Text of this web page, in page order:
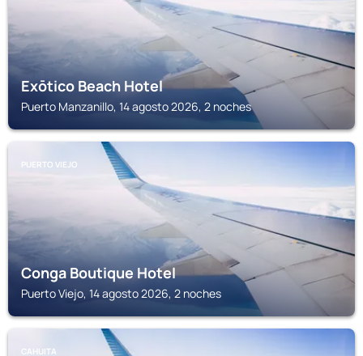
Exōtico Beach Hotel
Puerto Manzanillo, 14 agosto 2026, 2 noches
PUERTO VIEJO
Conga Boutique Hotel
Puerto Viejo, 14 agosto 2026, 2 noches
CAHUITA